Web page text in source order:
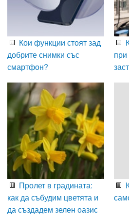
Кои функции стоят зад
добрите снимки със
смартфон?
Пролет в градината:
как да събудим цветята и
да създадем зелен оазис